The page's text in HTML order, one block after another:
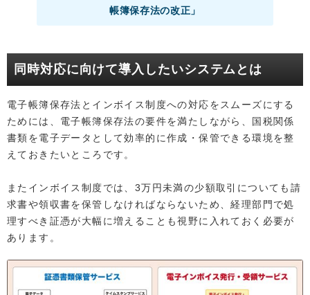
帳簿保存法の改正」
同時対応に向けて導入したいシステムとは
電子帳簿保存法とインボイス制度への対応をスムーズにする
ためには、電子帳簿保存法の要件を満たしながら、国税関係
書類を電子データとして効率的に作成・保管できる環境を整
えておきたいところです。
またインボイス制度では、3万円未満の少額取引についても請
求書や領収書を保管しなければならないため、経理部門で処
理すべき証憑が大幅に増えることも視野に入れておく必要が
あります。